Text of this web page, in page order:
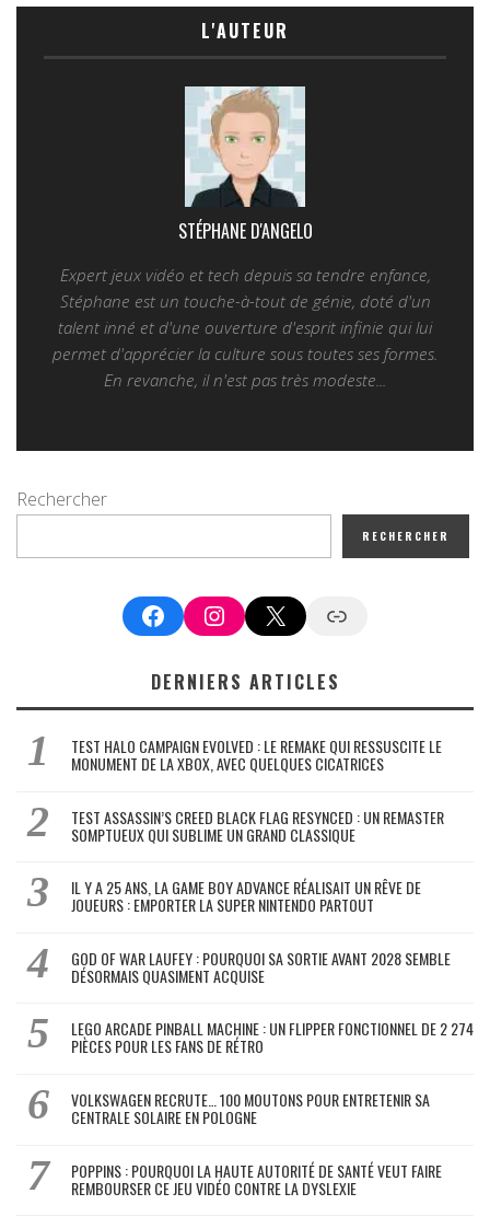
L'AUTEUR
STÉPHANE D'ANGELO
Expert jeux vidéo et tech depuis sa tendre enfance,
Stéphane est un touche-à-tout de génie, doté d'un
talent inné et d'une ouverture d'esprit infinie qui lui
permet d'apprécier la culture sous toutes ses formes.
En revanche, il n'est pas très modeste...
Rechercher
RECHERCHER
FacebookInstagram
X Google News
DERNIERS ARTICLES
TEST HALO CAMPAIGN EVOLVED : LE REMAKE QUI RESSUSCITE LE
MONUMENT DE LA XBOX, AVEC QUELQUES CICATRICES
TEST ASSASSIN’S CREED BLACK FLAG RESYNCED : UN REMASTER
SOMPTUEUX QUI SUBLIME UN GRAND CLASSIQUE
IL Y A 25 ANS, LA GAME BOY ADVANCE RÉALISAIT UN RÊVE DE
JOUEURS : EMPORTER LA SUPER NINTENDO PARTOUT
GOD OF WAR LAUFEY : POURQUOI SA SORTIE AVANT 2028 SEMBLE
DÉSORMAIS QUASIMENT ACQUISE
LEGO ARCADE PINBALL MACHINE : UN FLIPPER FONCTIONNEL DE 2 274
PIÈCES POUR LES FANS DE RÉTRO
VOLKSWAGEN RECRUTE… 100 MOUTONS POUR ENTRETENIR SA
CENTRALE SOLAIRE EN POLOGNE
POPPINS : POURQUOI LA HAUTE AUTORITÉ DE SANTÉ VEUT FAIRE
REMBOURSER CE JEU VIDÉO CONTRE LA DYSLEXIE